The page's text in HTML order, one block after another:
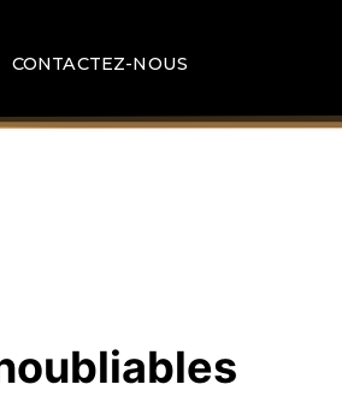
CONTACTEZ-NOUS